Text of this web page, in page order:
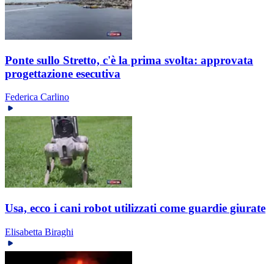
Ponte sullo Stretto, c'è la prima svolta: approvata
progettazione esecutiva
Federica Carlino
Usa, ecco i cani robot utilizzati come guardie giurate
Elisabetta Biraghi